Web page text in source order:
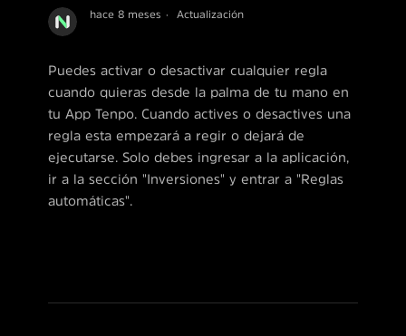
hace 8 meses Actualización
Puedes activar o desactivar cualquier regla
cuando quieras desde la palma de tu mano en
tu App Tenpo. Cuando actives o desactives una
regla esta empezará a regir o dejará de
ejecutarse. Solo debes ingresar a la aplicación,
ir a la sección "Inversiones" y entrar a "Reglas
automáticas".